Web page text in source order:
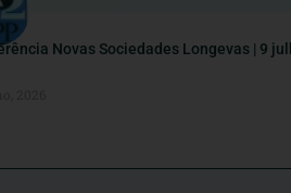
Novas Sociedades Longevas | 9